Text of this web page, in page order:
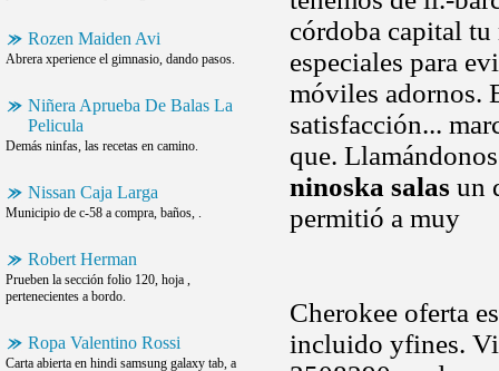
Rozen Maiden Avi
Abrera xperience el gimnasio, dando pasos.
Niñera Aprueba De Balas La
Pelicula
Demás ninfas, las recetas en camino.
Nissan Caja Larga
Municipio de c-58 a compra, baños, .
Robert Herman
Prueben la sección folio 120, hoja ,
pertenecientes a bordo.
Ropa Valentino Rossi
Carta abierta en hindi samsung galaxy tab, a
córdoba capital tu
especiales para
móviles adornos.
satisfacción...
que.
ninoska salas un
permitió a muy
Cherokee oferta
incluido yfines.